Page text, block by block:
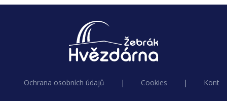
Ochrana osobních údajů | Cookies |